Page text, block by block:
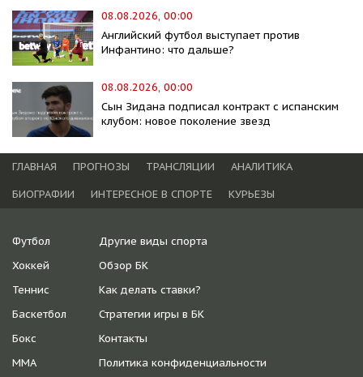
08.08.2026, 00:00
Английский футбол выступает против
Инфантино: что дальше?
08.08.2026, 00:00
Сын Зидана подписал контракт с испанским
клубом: новое поколение звезд
ГЛАВНАЯ ПРОГНОЗЫ ТРАНСЛЯЦИИ
АНАЛИТИКА
БИОГРАФИИ
ИНТЕРЕСНОЕ В СПОРТЕ КУРЬЕЗЫ
Футбол
Хоккей
Теннис
Баскетбол
Бокс
ММА
Другие виды спорта
Обзор БК
Как делать ставки?
Стратегии игры в БК
Контакты
Политика конфиденциальности